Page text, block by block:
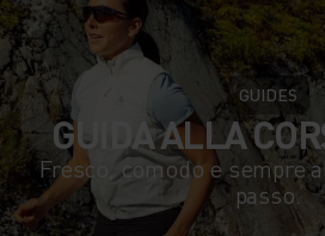
GUIDES
GUIDA ALLA
Fresco, comodo e sempre
passo.